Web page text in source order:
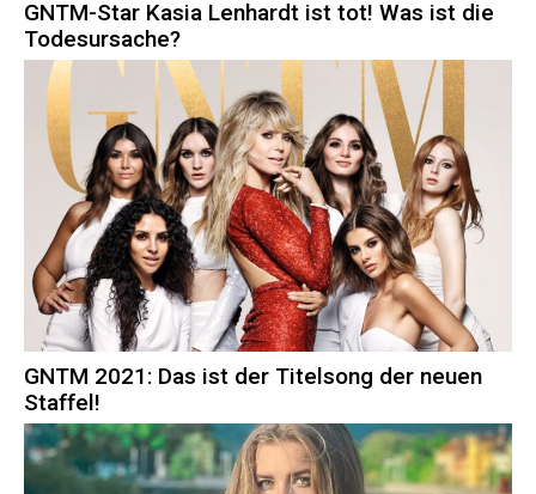
GNTM-Star Kasia Lenhardt ist tot! Was ist die
Todesursache?
GNTM 2021: Das ist der Titelsong der neuen
Staffel!